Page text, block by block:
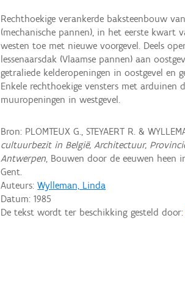
Rechthoekige verankerde baksteenbouw
(mechanische pannen), in het eerste kwart
westen toe met nieuwe voorgevel. Deels
lessenaarsdak (Vlaamse pannen) aan
getraliede kelderopeningen in oostgevel en
Enkele rechthoekige vensters met arduinen
muuropeningen in westgevel.
Bron: PLOMTEUX G., STEYAERT R. &
cultuurbezit in België, Architectuur,
Antwerpen, Bouwen door de eeuwen heen
Gent.
Auteurs:Wylleman, Linda
Datum:1985
De tekst wordt ter beschikking gesteld